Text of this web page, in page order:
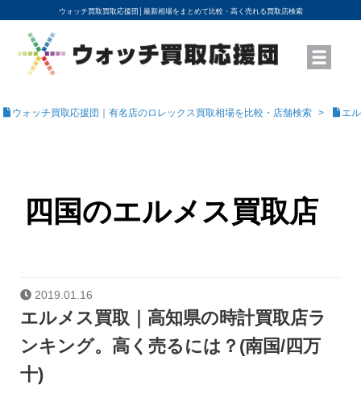
ウォッチ買取買取応援団│ 最新相場をまとめて比較・高く売れる買取店検索
YouTubeで動画を公開中
ROLEXモデル名から買取相場を調べる
高級時計ブランド名から買取相場を調べる
地域から買取店を探す
店舗名から買取店を探す
ブランド時計を高く売る方法
買取査定を依頼する
ウォッチ買取応援団｜有名店のロレックス買取相場を比較・店舗検索 エ
四国のエルメス買取店
2019.01.16
エルメス買取｜高知県の時計買取店ラ
ンキング。高く売るには？(南国/四万
十)